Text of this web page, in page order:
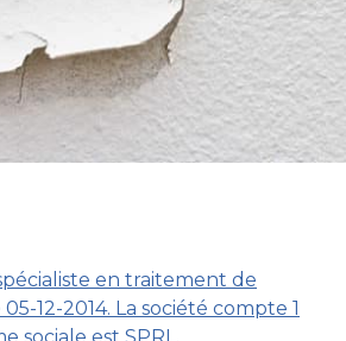
en traitement de
12-2014. La société compte 1